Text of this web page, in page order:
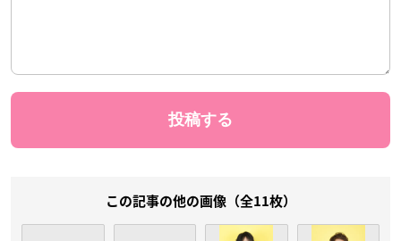
この記事の他の画像（全11枚）